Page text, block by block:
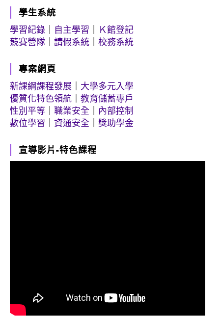
學生系統
學習紀錄
自主學習
Ｋ館登記
競賽營隊
請假系統 校務系統
專案網頁
新課綱課程發展
大學多元入學
優質化特色領航
教育儲蓄專戶
性別平等
職業安全
內部控制
數位學習
資通安全 獎助學金
宣導影片-特色課程